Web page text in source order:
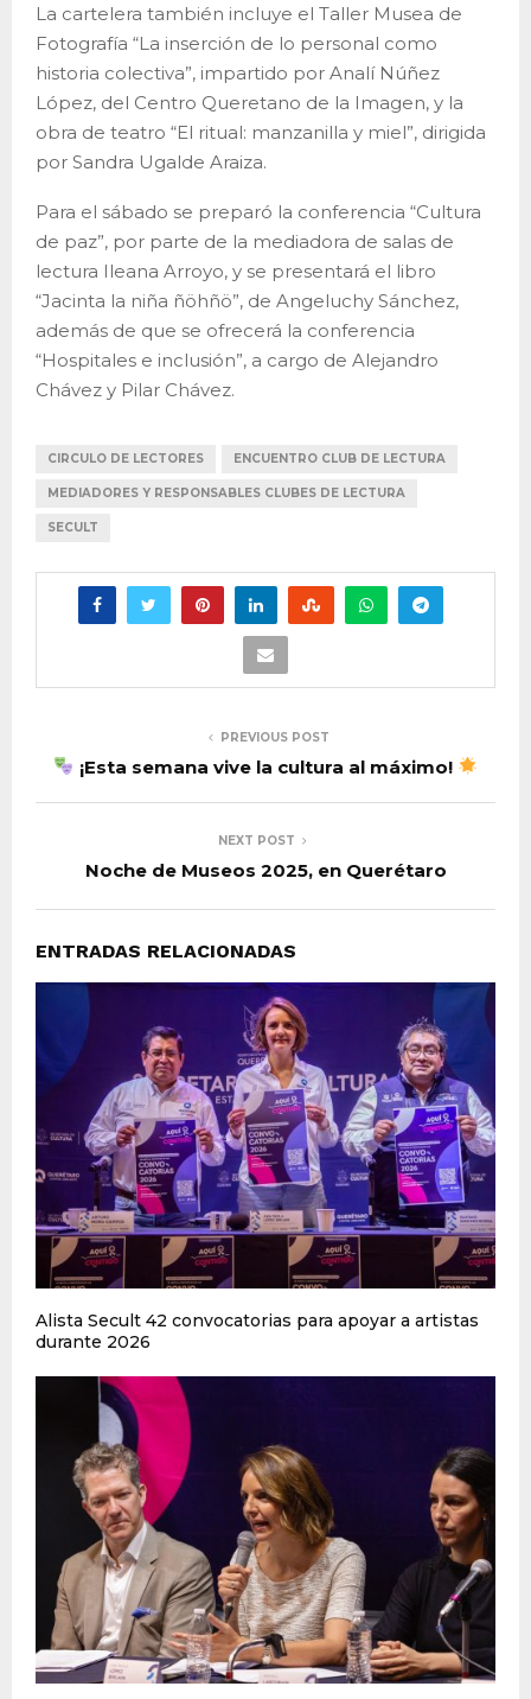
La cartelera también incluye el Taller Musea de
Fotografía “La inserción de lo personal como
historia colectiva”, impartido por Analí Núñez
López, del Centro Queretano de la Imagen, y la
obra de teatro “El ritual: manzanilla y miel”, dirigida
por Sandra Ugalde Araiza.
Para el sábado se preparó la conferencia “Cultura
de paz”, por parte de la mediadora de salas de
lectura Ileana Arroyo, y se presentará el libro
“Jacinta la niña ñöhñö”, de Angeluchy Sánchez,
además de que se ofrecerá la conferencia
“Hospitales e inclusión”, a cargo de Alejandro
Chávez y Pilar Chávez.
CIRCULO DE LECTORES ENCUENTRO CLUB DE LECTURA
MEDIADORES Y RESPONSABLES CLUBES DE LECTURA
SECULT
PREVIOUS POST
¡Esta semana vive la cultura al máximo!
NEXT POST
Noche de Museos 2025, en Querétaro
ENTRADAS RELACIONADAS
Alista Secult 42 convocatorias para apoyar a artistas
durante 2026